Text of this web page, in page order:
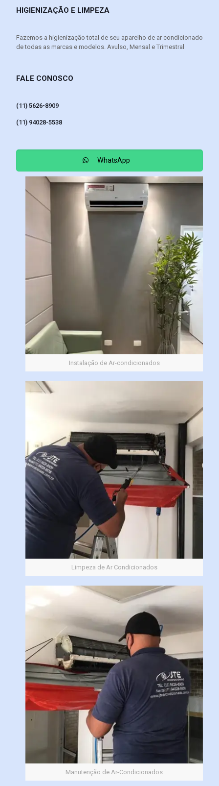
HIGIENIZAÇÃO E LIMPEZA
Fazemos a higienização total de seu aparelho de ar condicionado
de todas as marcas e modelos. Avulso, Mensal e Trimestral
FALE CONOSCO
(11) 5626-8909
(11) 94028-5538
WhatsApp
Instalação de Ar-condicionados
Limpeza de Ar Condicionados
Manutenção de Ar-Condicionados